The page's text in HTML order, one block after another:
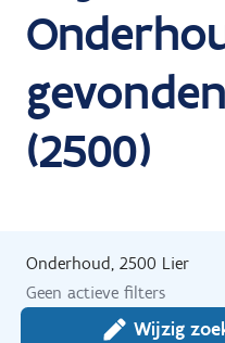
(2500)
Onderhoud, 2500 Lier
Geen actieve filters
Wijzig